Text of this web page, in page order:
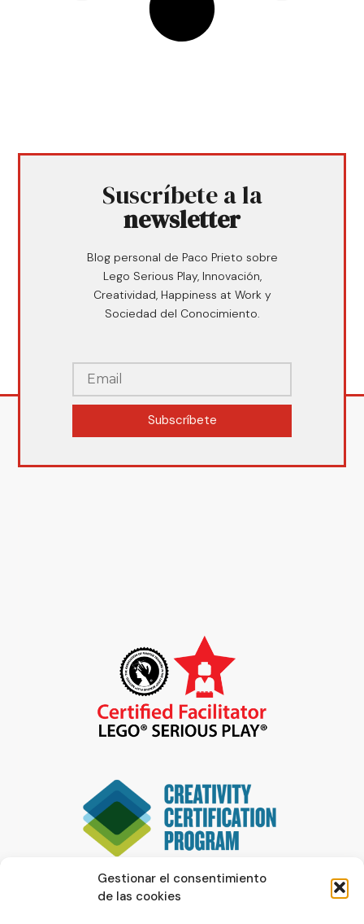
Gestionar el consentimiento
de las cookies
Suscríbete a la
newsletter
Blog personal de Paco Prieto sobre
Lego Serious Play, Innovación,
Creatividad, Happiness at Work y
Sociedad del Conocimiento.
Subscríbete